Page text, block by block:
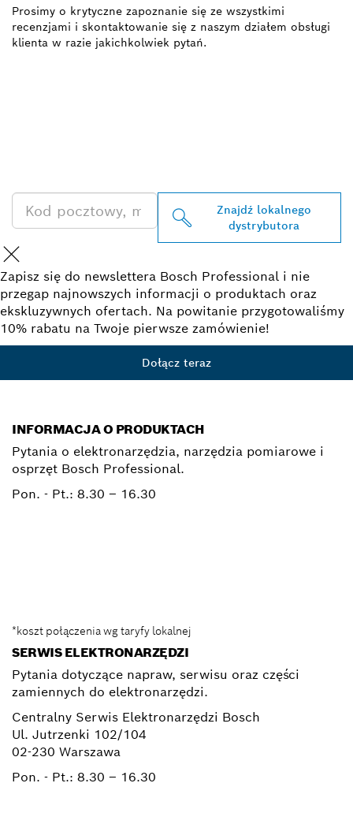
Prosimy o krytyczne zapoznanie się ze wszystkimi
recenzjami i skontaktowanie się z naszym działem obsługi
klienta w razie jakichkolwiek pytań.
Znajdź lokalnego
dystrybutora
Zapisz się do newslettera Bosch Professional i nie
przegap najnowszych informacji o produktach oraz
ekskluzywnych ofertach. Na powitanie przygotowaliśmy
10% rabatu na Twoje pierwsze zamówienie!
Dołącz teraz
INFORMACJA O PRODUKTACH
Pytania o elektronarzędzia, narzędzia pomiarowe i
osprzęt Bosch Professional.
Pon. - Pt.: 8.30 – 16.30
*koszt połączenia wg taryfy lokalnej
SERWIS ELEKTRONARZĘDZI
Pytania dotyczące napraw, serwisu oraz części
zamiennych do elektronarzędzi.
Centralny Serwis Elektronarzędzi Bosch
Ul. Jutrzenki 102/104
02-230 Warszawa
Pon. - Pt.: 8.30 – 16.30